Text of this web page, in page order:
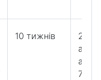
10 тижнів
28
7